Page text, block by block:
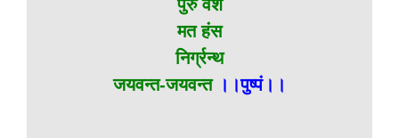
पुरु वंश
मत हंस
निर्ग्रन्थ
जयवन्त-जयवन्त ।।पुष्पं।।